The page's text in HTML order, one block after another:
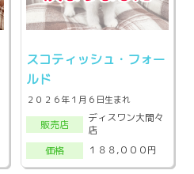
スコティッシュ・フォー
ルド
２０２６年１月６日生まれ
販売店
ディスワン大間々
店
価格
１８８,０００円